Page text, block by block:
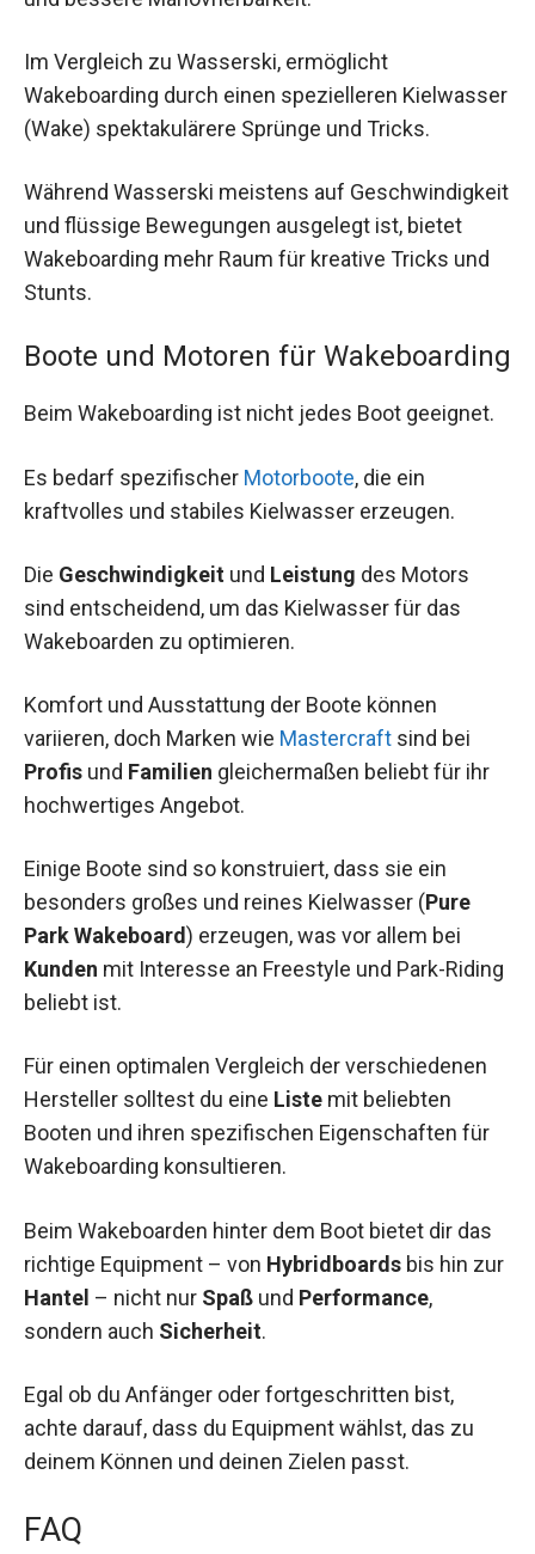
Im Vergleich zu Wasserski, ermöglicht
Wakeboarding durch einen spezielleren Kielwasser
(Wake) spektakulärere Sprünge und Tricks.
Während Wasserski meistens auf Geschwindigkeit
und flüssige Bewegungen ausgelegt ist, bietet
Wakeboarding mehr Raum für kreative Tricks und
Stunts.
Boote und Motoren für Wakeboarding
Beim Wakeboarding ist nicht jedes Boot geeignet.
Es bedarf spezifischer Motorboote, die ein
kraftvolles und stabiles Kielwasser erzeugen.
Die Geschwindigkeit und Leistung des Motors
sind entscheidend, um das Kielwasser für das
Wakeboarden zu optimieren.
Komfort und Ausstattung der Boote können
variieren, doch Marken wie Mastercraft sind bei
Profis und Familien gleichermaßen beliebt für ihr
hochwertiges Angebot.
Einige Boote sind so konstruiert, dass sie ein
besonders großes und reines Kielwasser (Pure
Park Wakeboard) erzeugen, was vor allem bei
Kunden mit Interesse an Freestyle und Park-Riding
beliebt ist.
Für einen optimalen Vergleich der verschiedenen
Hersteller solltest du eine Liste mit beliebten
Booten und ihren spezifischen Eigenschaften für
Wakeboarding konsultieren.
Beim Wakeboarden hinter dem Boot bietet dir das
richtige Equipment – von Hybridboards bis hin zur
Hantel – nicht nur Spaß und Performance,
sondern auch Sicherheit.
Egal ob du Anfänger oder fortgeschritten bist,
achte darauf, dass du Equipment wählst, das zu
deinem Können und deinen Zielen passt.
FAQ